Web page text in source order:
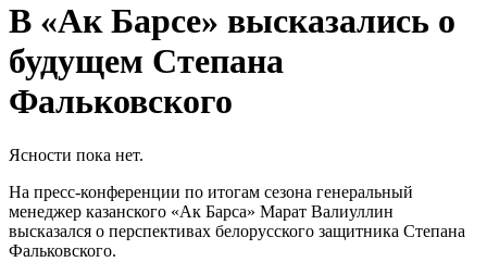
В «Ак Барсе» высказались о
будущем Степана
Фальковского
Ясности пока нет.
На пресс-конференции по итогам сезона генеральный
менеджер казанского «Ак Барса» Марат Валиуллин
высказался о перспективах белорусского защитника Степана
Фальковского.